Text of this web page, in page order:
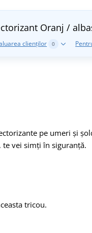
Oranj /
clienților 0
pe umeri și
vei simți în siguranță.
tricou.